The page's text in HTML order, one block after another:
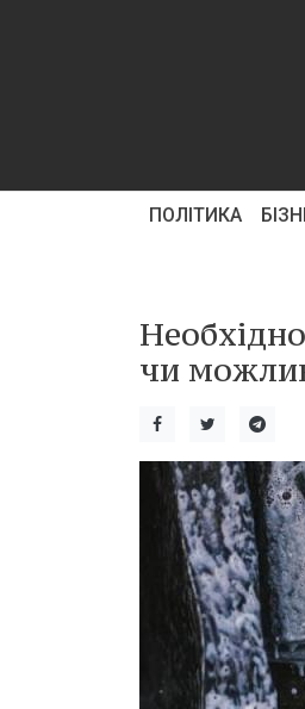
ПОЛІТИКА
чи